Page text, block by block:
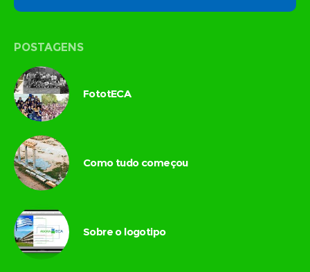
POSTAGENS
FototECA
Como tudo começou
Sobre o logotipo